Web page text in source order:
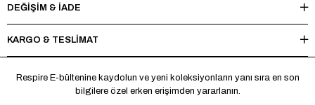
Ütüleme sırasında baskı ve nakışlı bölgelere doğrudan ısı uygulamaktan
*Made in Türkiye
DEĞİŞİM & İADE
KARGO & TESLİMAT
Respire E-bültenine kaydolun ve yeni koleksiyonların yanı sıra en son
bilgilere özel erken erişimden yararlanın.